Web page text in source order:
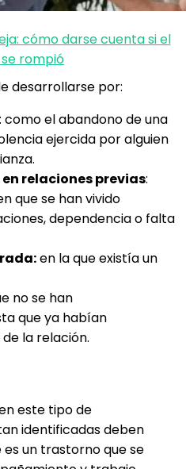
cómo darse cuenta si el
rompió
desarrollarse por:
: como el abandono de una
ejercida por alguien
relaciones previas:
que se han vivido
dependencia o falta
en la que existía un
no se han
que ya habían
la relación.
este tipo de
identificadas deben
un trastorno que se